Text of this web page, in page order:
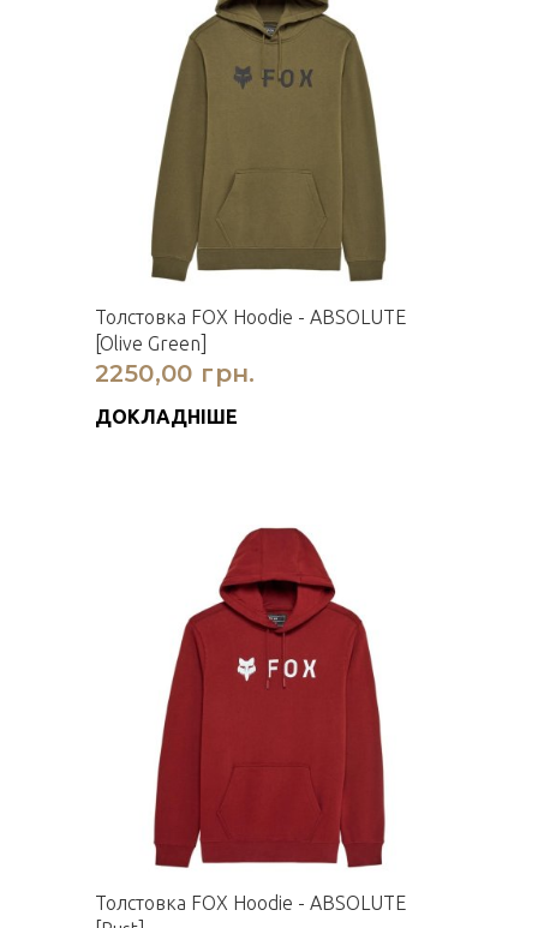
Толстовка FOX Hoodie - ABSOLUTE
[Olive Green]
2250,00 грн.
ДОКЛАДНІШЕ
Толстовка FOX Hoodie - ABSOLUTE